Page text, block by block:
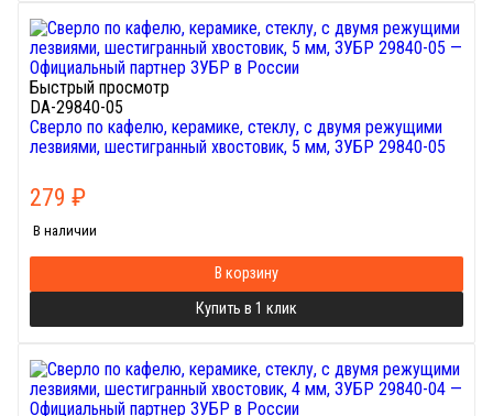
Быстрый просмотр
DA-29840-05
Сверло по кафелю, керамике, стеклу, с двумя режущими
лезвиями, шестигранный хвостовик, 5 мм, ЗУБР 29840-05
279 ₽
В наличии
В корзину
Купить в 1 клик